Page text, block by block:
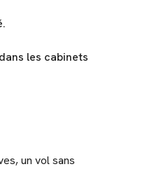
les cabinets
un vol sans